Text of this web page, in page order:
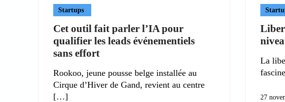
Startups
Cet outil fait parler l’IA pour
qualifier les leads événementiels
sans effort
Rookoo, jeune pousse belge installée au
Cirque d’Hiver de Gand, revient au centre
La
27